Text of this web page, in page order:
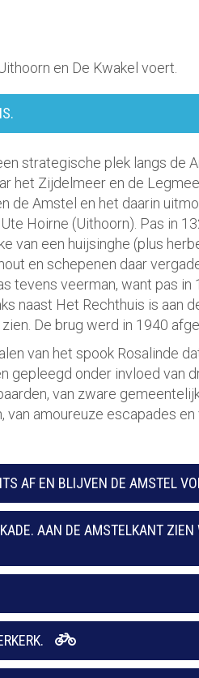
en De Kwakel voert.
strategische plek langs de
het Zijdelmeer en de
de Amstel en het daarin
Hoirne (Uithoorn). Pas in
van een huijsinghe (plus
en schepenen daar
tevens veerman, want pas
naast Het Rechthuis is aan
De brug werd in 1940
van het spook Rosalinde
gepleegd onder invloed van
van zware
van amoureuze escapades
AF EN BLIJVEN DE AMSTEL
AAN DE AMSTELKANT